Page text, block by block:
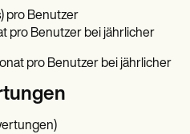
pro Benutzer
pro Benutzer bei jährlicher
pro Benutzer bei jährlicher